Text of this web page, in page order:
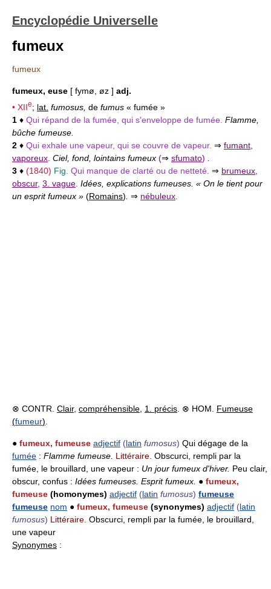
Encyclopédie Universelle
fumeux
fumeux
fumeux, euse [ fymø, øz ] adj.
• XIIe; lat. fumosus, de fumus « fumée »
1 ♦ Qui répand de la fumée, qui s'enveloppe de fumée. Flamme,
bûche fumeuse.
2 ♦ Qui exhale une vapeur, qui se couvre de vapeur. ⇒ fumant
vaporeux Ciel, fond, lointains fumeux (⇒ sfumato)
3 ♦ (1840) Fig. Qui manque de clarté ou de netteté. ⇒ brumeux
obscur, 3. vague Idées, explications fumeuses. « On le tient pour
un esprit fumeux » (Romains) ⇒ nébuleux
⊗ CONTR. Clair, compréhensible 1. précis . ⊗ HOM. Fumeuse
(fumeur)
● fumeux, fumeuse adjectif (latin fumosus) Qui dégage de la
fumée : Flamme fumeuse. Littéraire. Obscurci, rempli par la
fumée, le brouillard, une vapeur : Un jour fumeux d'hiver. Peu clair,
obscur, confus : Idées fumeuses. Esprit fumeux. ● fumeux,
fumeuse (homonymes) adjectif (latin fumosus) fumeuse
fumeuse nom ● fumeux, fumeuse (synonymes) adjectif (latin
fumosus) Littéraire. Obscurci, rempli par la fumée, le brouillard,
une vapeur
Synonymes :